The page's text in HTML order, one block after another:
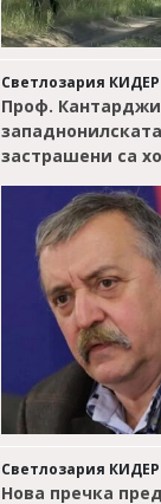
Светлозария
Проф.
застрашени са
Светлозария
Нова пречка